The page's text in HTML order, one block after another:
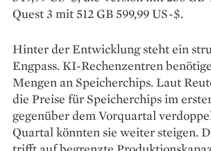
Quest 3 mit 512 GB 599,99 US-$.
Hinter der Entwicklung steht ein
Engpass. KI-Rechenzentren
Mengen an Speicherchips. Laut
die Preise für Speicherchips im
gegenüber dem Vorquartal
Quartal könnten sie weiter steigen.